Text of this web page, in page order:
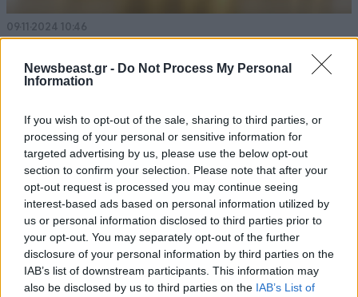
Newsbeast.gr - Do Not Process My Personal
Information
If you wish to opt-out of the sale, sharing to third parties, or
processing of your personal or sensitive information for
targeted advertising by us, please use the below opt-out
section to confirm your selection. Please note that after your
opt-out request is processed you may continue seeing
interest-based ads based on personal information utilized by
us or personal information disclosed to third parties prior to
your opt-out. You may separately opt-out of the further
disclosure of your personal information by third parties on the
IAB’s list of downstream participants. This information may
also be disclosed by us to third parties on the IAB’s List of
09·11·2024 10:46